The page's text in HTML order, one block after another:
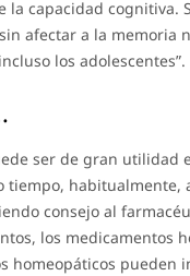
la capacidad cognitiva.
afectar a la memoria
los adolescentes”.
ser de gran utilidad
habitualmente,
consejo al
los medicamentos
homeopáticos pueden